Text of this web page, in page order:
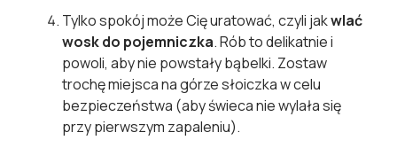
Tylko spokój może Cię uratować, czyli jakwlać
wosk do pojemniczka. Rób to delikatnie i
powoli, aby nie powstały bąbelki. Zostaw
trochę miejsca na górze słoiczka w celu
bezpieczeństwa (aby świeca nie wylała się
przy pierwszym zapaleniu).